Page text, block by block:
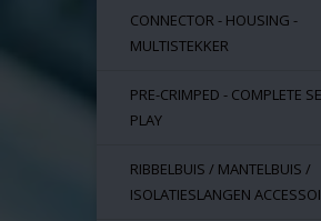
CONNECTOR - HOUSING -
MULTISTEKKER
PRE-CRIMPED - COMPLETE
PLAY
RIBBELBUIS / MANTELBUIS /
ISOLATIESLANGEN